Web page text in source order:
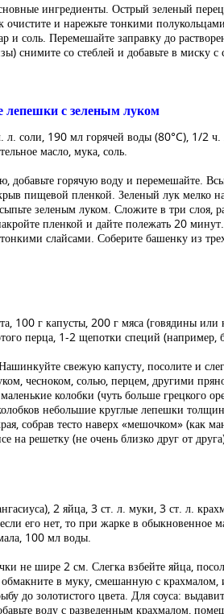
ингредиенты. Острый зеленый
и нарежьте тонкими
и соль. Перемешайте заправку до
снимите со стеблей и добавьте в миску
лепешки с зеленым луком
соли, 190 мл горячей воды (80°C), 1/2 ч.
масло, мука, соль.
добавьте горячую воду и перемешайте.
пищевой пленкой. Зеленый лук мелко
зеленым луком. Сложите в три слоя,
пленкой и дайте полежать 20
слайсами. Соберите башенку из
100 г капусты, 200 г мяса (говядины
перца, 1-2 щепотки специй (например,
свежую капусту, посолите и
чесноком, солью, перцем, другими
колобки (чуть больше грецкого
небольшие круглые лепешки
собрав тесто наверх «мешочком» (как
на решетку (не очень близко друг от
2 яйца, 3 ст. л. муки, 3 ст. л.
его нет, то при жарке в обыкновенное
100 мл воды.
не шире 2 см. Слегка взбейте яйца,
в муку, смешанную с крахмалом,
до золотистого цвета. Для соуса:
воду с разведенным крахмалом,